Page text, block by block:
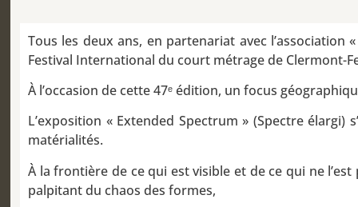
Tous les deux ans, en partenariat avec
Festival International du court métrage de Clermont-
À l’occasion de cette 47ᵉ édition, un focus
L’exposition « Extended Spectrum » (Spectre
matérialités.
À la frontière de ce qui est visible et de ce qui ne
palpitant du chaos des formes,